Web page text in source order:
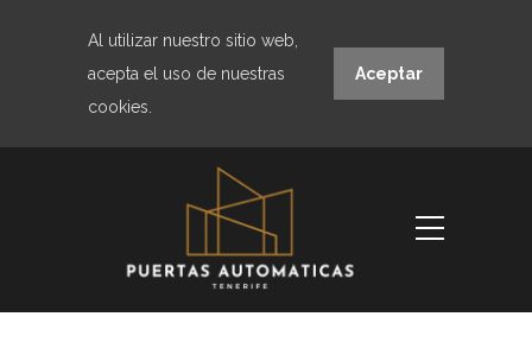
Al utilizar nuestro sitio web,
acepta el uso de nuestras
cookies.
Aceptar